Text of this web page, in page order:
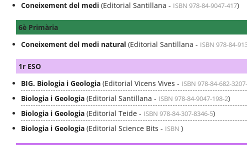
Coneixement del medi (Editorial Santillana - ISBN 978-84-9047-417)
6è Primària
Coneixement del medi natural (Editorial Santillana - ISBN 978-84-
1r ESO
BIG. Biologia i Geologia (Editorial Vicens Vives - ISBN 978-84-682-
Biologia i Geologia (Editorial Santillana - ISBN 978-84-9047-198-2)
Biologia i Geologia (Editorial Teide - ISBN 978-84-307-8346-5)
Biologia i Geologia (Editorial Science Bits - ISBN )